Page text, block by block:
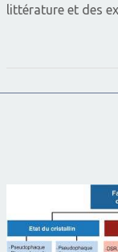
littérature et des